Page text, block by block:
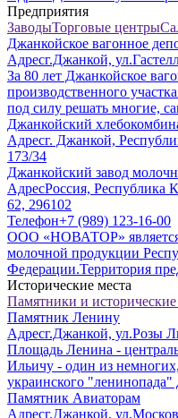
Предприятия
ЗаводыТорговые центры
Джанкойское вагонное
Адресг.Джанкой,
За 80 лет Джанкойское
производственного
под силу решать многие,
Джанкойский
Адресг. Джанкой,
173/34
Джанкойский завод
АдресРоссия, Республика
62, 296102
Телефон+7 (989) 123-16-00
ООО «НОВАТОР» является
молочной продукции
Федерации.Территория
Исторические места
Памятники и исторические
Памятник Ленину
Адресг.Джанкой, ул.Розы
Площадь Ленина -
Ильичу - один из
украинского
Памятник Авиаторам
Адресг.Джанкой,